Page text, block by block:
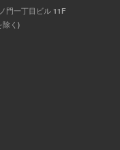
門一丁目ビル 11F
除く)